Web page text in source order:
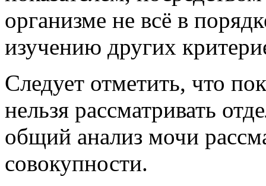
организме не всё в
изучению других
Следует отметить, что
нельзя рассматривать
общий анализ мочи
совокупности.